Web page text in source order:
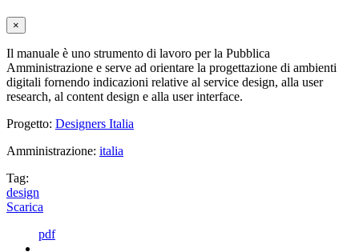
×
Il manuale è uno strumento di lavoro per la Pubblica
Amministrazione e serve ad orientare la progettazione di ambienti
digitali fornendo indicazioni relative al service design, alla user
research, al content design e alla user interface.
Progetto: Designers Italia
Amministrazione: italia
Tag:
design
Scarica
pdf